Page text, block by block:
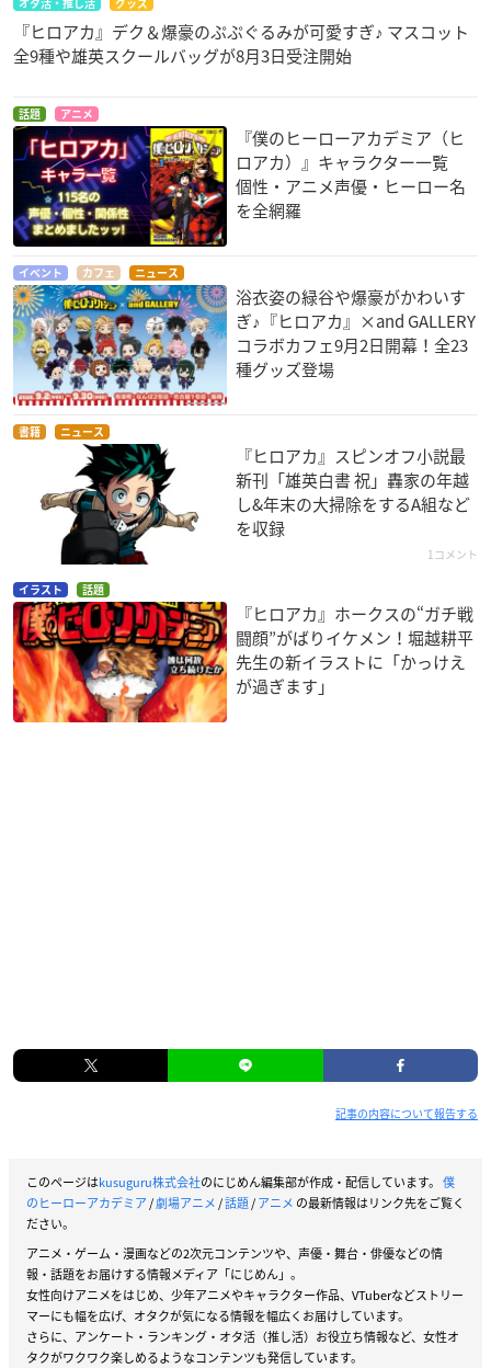
オタ活・推し活 グッズ
『ヒロアカ』デク＆爆豪のぷぷぐるみが可愛すぎ♪ マスコット
全9種や雄英スクールバッグが8月3日受注開始
話題 アニメ
『僕のヒーローアカデミア（ヒ
ロアカ）』キャラクター一覧
個性・アニメ声優・ヒーロー名
を全網羅
イベント カフェ ニュース
浴衣姿の緑谷や爆豪がかわいす
ぎ♪『ヒロアカ』×and GALLERY
コラボカフェ9月2日開幕！全23
種グッズ登場
書籍 ニュース
『ヒロアカ』スピンオフ小説最
新刊「雄英白書 祝」轟家の年越
し&年末の大掃除をするA組など
を収録
1コメント
イラスト 話題
『ヒロアカ』ホークスの“ガチ戦
闘顔”がばりイケメン！堀越耕平
先生の新イラストに「かっけえ
が過ぎます」
記事の内容について報告する
このページはkusuguru株式会社のにじめん編集部が作成・配信しています。 僕
のヒーローアカデミア/劇場アニメ/話題/アニメ の最新情報はリンク先をご覧く
ださい。
アニメ・ゲーム・漫画などの2次元コンテンツや、声優・舞台・俳優などの情
報・話題をお届けする情報メディア「にじめん」。
女性向けアニメをはじめ、少年アニメやキャラクター作品、VTuberなどストリー
マーにも幅を広げ、オタクが気になる情報を幅広くお届けしています。
さらに、アンケート・ランキング・オタ活（推し活）お役立ち情報など、女性オ
タクがワクワク楽しめるようなコンテンツも発信しています。